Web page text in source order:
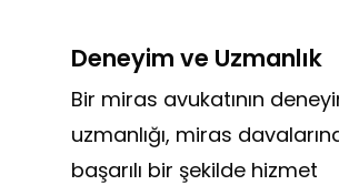
Deneyim ve Uzmanlık
Bir miras avukatının
uzmanlığı, miras
başarılı bir şekilde hizmet